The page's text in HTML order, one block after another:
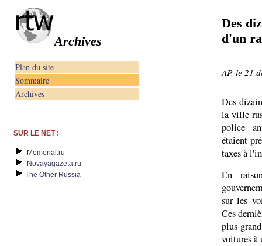
Archives
Plan du site
Sommaire
Archives
SUR LE NET :
Memorial.ru
Novayagazeta.ru
The Other Russia
Des
d'un
AP, le 21
Des
la ville
police
étaient
taxes à
En
sur les
Ces
plus
voitures à